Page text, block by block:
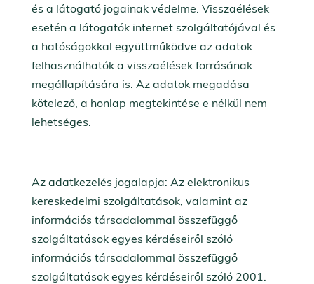
és a látogató jogainak védelme. Visszaélések
esetén a látogatók internet szolgáltatójával és
a hatóságokkal együttműködve az adatok
felhasználhatók a visszaélések forrásának
megállapítására is. Az adatok megadása
kötelező, a honlap megtekintése e nélkül nem
lehetséges.
Az adatkezelés jogalapja: Az elektronikus
kereskedelmi szolgáltatások, valamint az
információs társadalommal összefüggő
szolgáltatások egyes kérdéseiről szóló
információs társadalommal összefüggő
szolgáltatások egyes kérdéseiről szóló 2001.